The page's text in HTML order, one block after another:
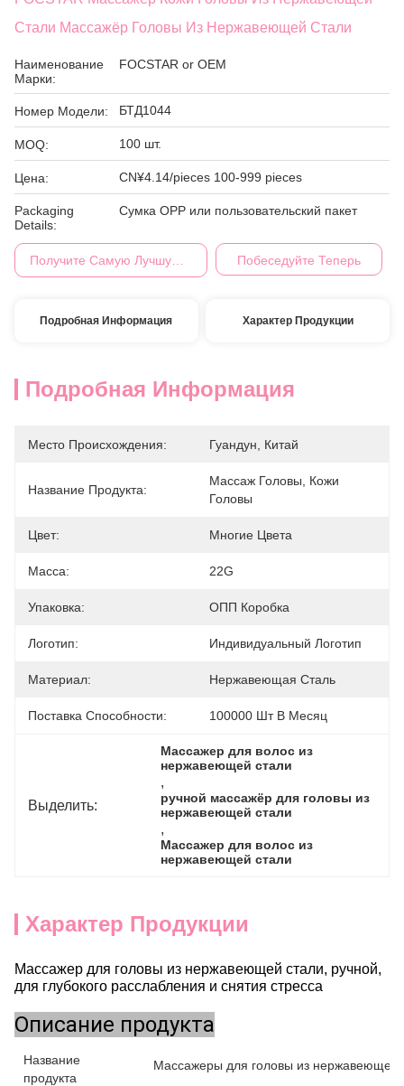
Стали Массажёр Головы Из Нержавеющей Стали
Наименование
Марки:
FOCSTAR or OEM
Номер Модели: БТД1044
MOQ: 100 шт.
Цена: CN¥4.14/pieces 100-999 pieces
Packaging
Details:
Сумка OPP или пользовательский пакет
Побеседуйте Теперь
Подробная Информация Характер Продукции
Подробная Информация
Место Происхождения: Гуандун, Китай
Название Продукта:
Массаж Головы, Кожи
Головы
Цвет: Многие Цвета
Масса: 22G
Упаковка: ОПП Коробка
Логотип: Индивидуальный Логотип
Материал: Нержавеющая Сталь
Поставка Способности: 100000 Шт В Месяц
Выделить:
Массажер для волос из
нержавеющей стали
,
ручной массажёр для головы из
нержавеющей стали
,
Массажер для волос из
нержавеющей стали
Характер Продукции
Массажер для головы из нержавеющей стали, ручной,
для глубокого расслабления и снятия стресса
Описание продукта
Название
продукта
Массажеры для головы из нержавеющей